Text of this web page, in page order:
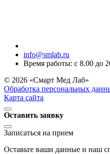
info@smlab.ru
Время работы: с 8.00 до
© 2026 «Смарт Мед Лаб»
Обработка персональных
Карта сайта
Оставить заявку
Записаться на прием
Оставьте ваши данные и наш